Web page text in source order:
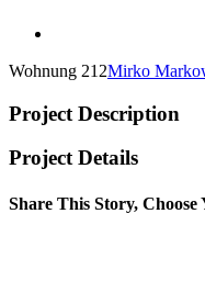
Wohnung 212Mirko
Project Description
Project Details
Share This Story,